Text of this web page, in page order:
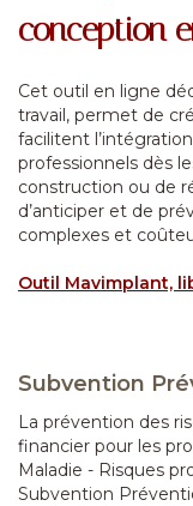
conception
Cet outil en ligne
travail, permet de
facilitent
professionnels dès
construction ou de
d’anticiper et de
complexes et
Outil Mavimplant,
Subvention
La prévention des
financier pour les
Maladie - Risques
Subvention